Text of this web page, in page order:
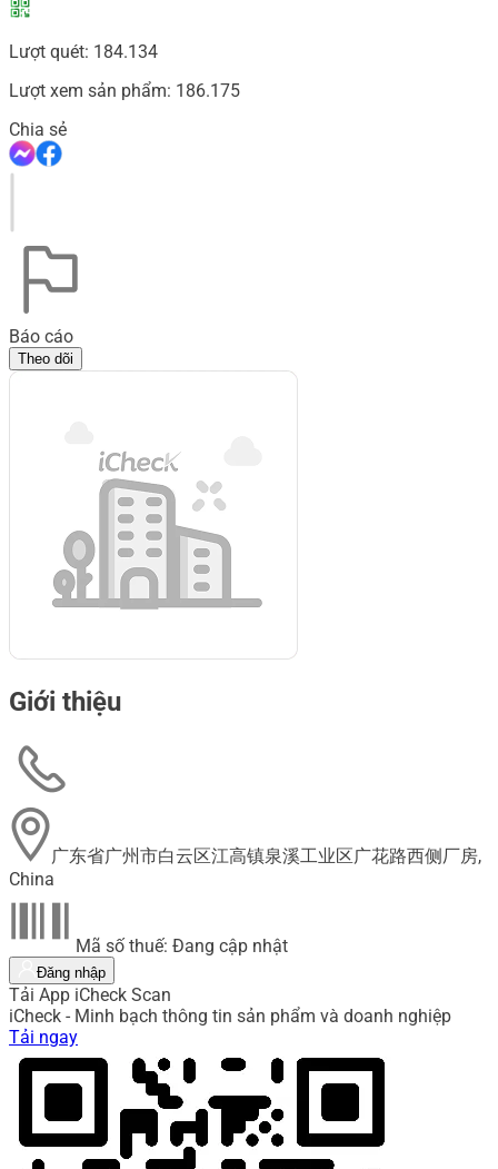
Lượt quét: 184.134
Lượt xem sản phẩm: 186.175
Chia sẻ
Báo cáo
Theo dõi
Giới thiệu
广东省广州市白云区江高镇泉溪工业区广花路西侧厂房,
China
Mã số thuế: Đang cập nhật
Đăng nhập
Tải App iCheck Scan
iCheck - Minh bạch thông tin sản phẩm và doanh nghiệp
Tải ngay